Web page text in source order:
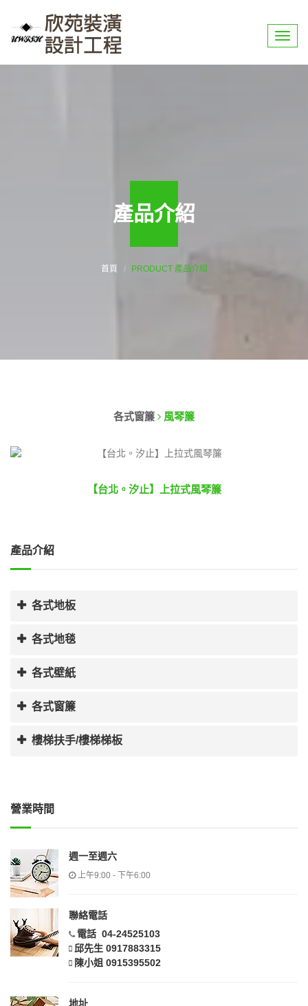
選
產品介紹
首頁 PRODUCT 產品介紹
各式窗簾 風琴簾
【台北。汐止】上拉式風琴簾
產品介紹
各式地板
各式地毯
各式壁紙
各式窗簾
樓梯扶手/樓梯梯板
營業時間
週一至週六
上午9:00 - 下午6:00
聯絡電話
電話 04-24525103
邱先生 0917883315
陳小姐 0915395502
地址